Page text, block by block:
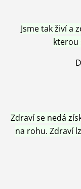
Jsme tak živí a
kterou
Zdraví se nedá
na rohu. Zdraví